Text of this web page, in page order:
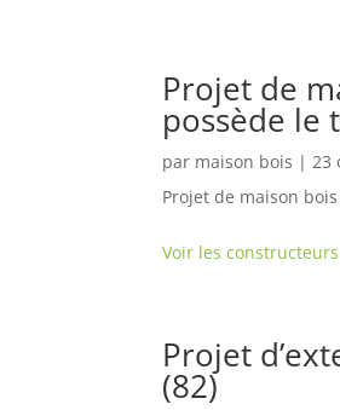
Projet de
possède le
par maison bois |23
Projet de maison
Voir les
Projet
(82)